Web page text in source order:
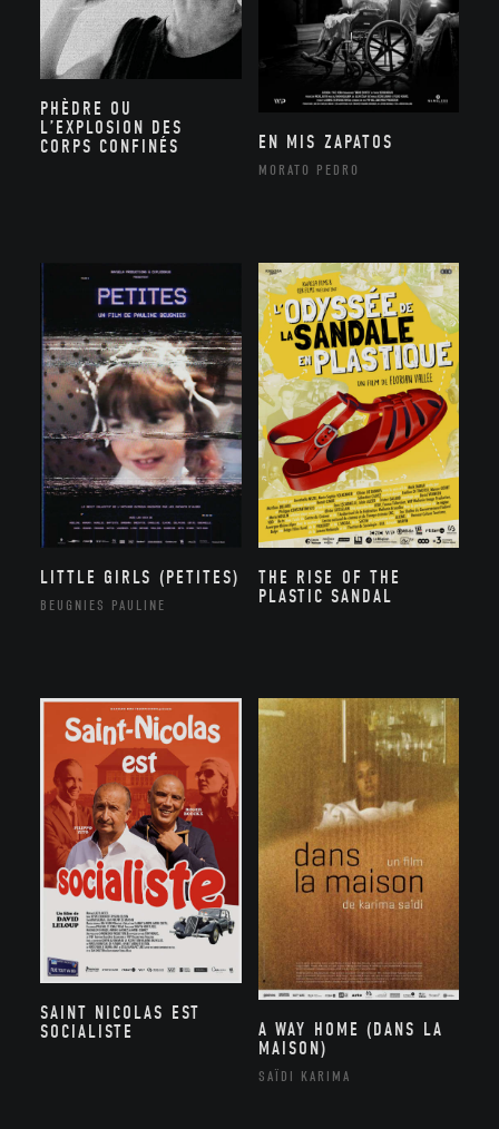
PHÈDRE OU
L’EXPLOSION DES
CORPS CONFINÉS
EN MIS ZAPATOS
MORATO PEDRO
LITTLE GIRLS (PETITES)
BEUGNIES PAULINE
THE RISE OF THE
PLASTIC SANDAL
SAINT NICOLAS EST
SOCIALISTE
A WAY HOME (DANS LA
MAISON)
SAÏDI KARIMA